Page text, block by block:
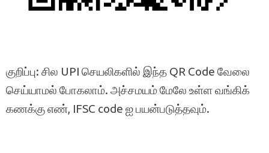
குறிப்பு: சில UPI செயலிகளில் இந்த QR Code வேலை
செய்யாமல் போகலாம். அச்சமயம் மேலே உள்ள வங்கிக்
கணக்கு எண், IFSC code ஐ பயன்படுத்தவும்.